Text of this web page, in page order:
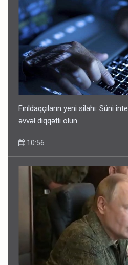
Fırıldaqçıların yeni silahı: Süni
əvvəl diqqətli olun
10:56